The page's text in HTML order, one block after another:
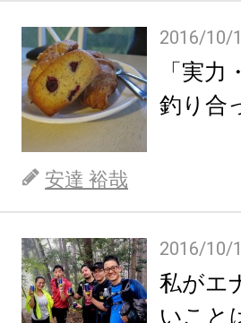
2016/10/
「実
釣り合
安達 裕哉
2016/10/
私がエ
いこと